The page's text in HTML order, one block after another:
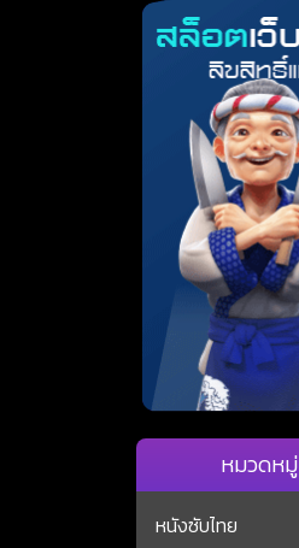
หมวดหมู่
หนังซับไทย